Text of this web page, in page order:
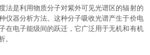
是利用物质分子对紫外可见光谱区的辐射的
仪器分析方法。这种分子吸收光谱产生于价电
在电子能级间的跃迁，它广泛用于无机和有机
。